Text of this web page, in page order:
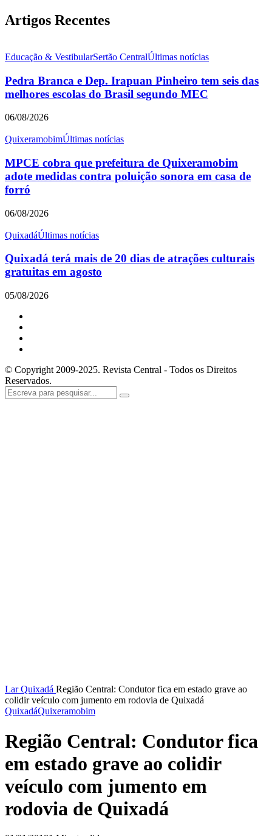
Artigos Recentes
Educação & VestibularSertão CentralÚltimas notícias
Pedra Branca e Dep. Irapuan Pinheiro tem seis das
melhores escolas do Brasil segundo MEC
06/08/2026
QuixeramobimÚltimas notícias
MPCE cobra que prefeitura de Quixeramobim
adote medidas contra poluição sonora em casa de
forró
06/08/2026
QuixadáÚltimas notícias
Quixadá terá mais de 20 dias de atrações culturais
gratuitas em agosto
05/08/2026
© Copyright 2009-2025. Revista Central - Todos os Direitos
Reservados.
LarQuixadá Região Central: Condutor fica em estado grave ao
colidir veículo com jumento em rodovia de Quixadá
QuixadáQuixeramobim
Região Central: Condutor fica
em estado grave ao colidir
veículo com jumento em
rodovia de Quixadá